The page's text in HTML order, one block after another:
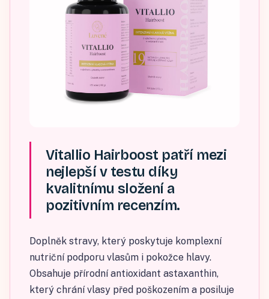
Vitallio Hairboost patří mezi
nejlepší v testu díky
kvalitnímu složení a
pozitivním recenzím.
Doplněk stravy, který poskytuje komplexní
nutriční podporu vlasům i pokožce hlavy.
Obsahuje přírodní antioxidant astaxanthin,
který chrání vlasy před poškozením a posiluje